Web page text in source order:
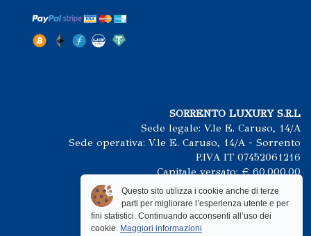
SORRENTO LUXURY S.R.L
Sede legale: V.le E. Caruso, 14/A
Sede operativa: V.le E. Caruso, 14/A - Sorrento
P.IVA IT 07452061216
Capitale versato: € 60.000.00
+39 393 00 25 002
info@sorrentoluxury.it
Questo sito utilizza i cookie anche di terze
parti per migliorare l’esperienza utente e per
fini statistici. Continuando acconsenti all’uso dei
cookie. Maggiori informazioni